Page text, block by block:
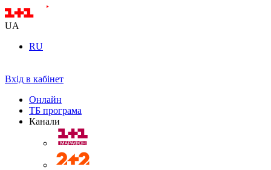
UA
RU
Вхід в кабінет
Онлайн
ТБ програма
Канали